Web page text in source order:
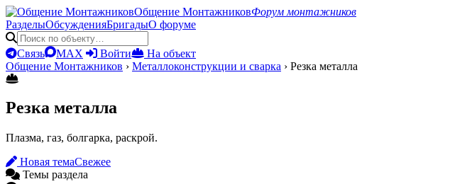
Общение МонтажниковФорум монтажников
РазделыОбсужденияБригадыО форуме
Связь MAX Войти
На объект
Общение Монтажников › Металлоконструкции и сварка › Резка металла
Резка металла
Плазма, газ, болгарка, раскрой.
Новая темаСвежее
Темы раздела